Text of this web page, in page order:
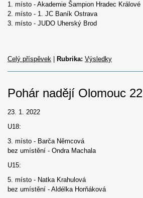
1. místo - Akademie Šampion Hradec Králové
2. místo - 1. JC Baník Ostrava
3. místo - JUDO Uherský Brod
Celý příspěvek Rubrika: Výsledky
Pohár nadějí Olomouc
23. 1. 2022
U18:
3. místo - Barča Němcová
bez umístění - Ondra Machala
U15:
5. místo - Natka Krahulová
bez umístění - Aldélka Horňáková